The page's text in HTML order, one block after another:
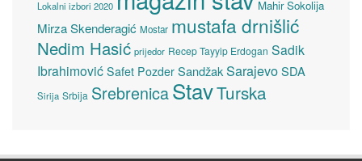
Lokalni izbori 2020 Mahir Sokolija
Mirza Skenderagić Mostar mustafa drnišlić
Nedim Hasić prijedor Recep Tayyip Erdogan Sadik
Ibrahimović Safet Pozder SandžakSarajevoSDA
Sirija Srbija SrebrenicaStavTurska